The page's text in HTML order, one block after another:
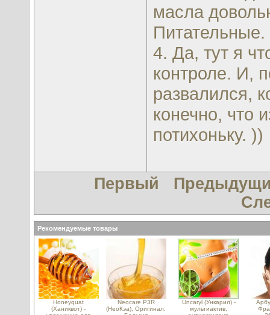
масла
Питательные.
4. Да, тут я
контроле. И,
развалился,
конечно, что
потихоньку. ))
Первый
Рекомендуемые товары
Honeyquat
(Ханиквот) -
Neocare P3R
(НеоКэа), Оригинал,
Uncaryl (Ункарил) -
мультиактив,